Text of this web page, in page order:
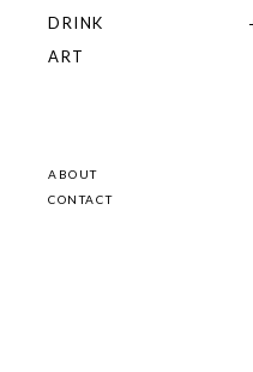
DRINK
ART
ABOUT
CONTACT